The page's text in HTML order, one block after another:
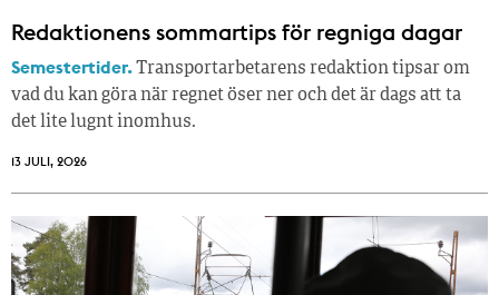
Redaktionens sommar­tips för regniga dagar
Semestertider.Transportarbetarens redaktion tipsar om
vad du kan göra när regnet öser ner och det är dags att ta
det lite lugnt inomhus.
13 JULI, 2026